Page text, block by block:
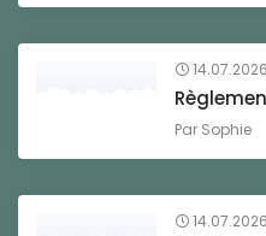
14.07.2026
Par Sophie
14.07.2026